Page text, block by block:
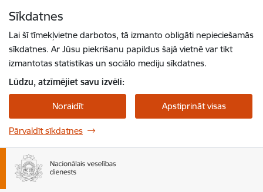
Sīkdatnes
Lai šī tīmekļvietne darbotos, tā izmanto obligāti nepieciešamās
sīkdatnes. Ar Jūsu piekrišanu papildus šajā vietnē var tikt
izmantotas statistikas un sociālo mediju sīkdatnes.
Lūdzu, atzīmējiet savu izvēli:
Noraidīt Apstiprināt visas
Pārvaldīt sīkdatnes